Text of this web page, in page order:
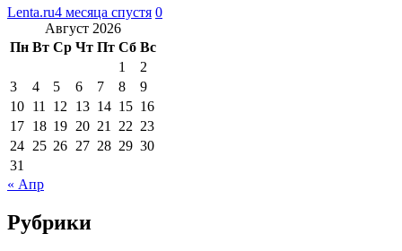
Lenta.ru4 месяца спустя 0
Август 2026
Пн Вт Ср Чт Пт Сб Вс
1
2
3
4 5 6 7 8
9
10 11 12 13 14 15 16
17 18 19 20 21 22 23
24 25 26 27 28 29 30
31
« Апр
Рубрики